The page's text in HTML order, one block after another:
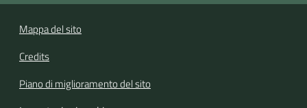
Mappa del sito
Credits
Piano di miglioramento del sito